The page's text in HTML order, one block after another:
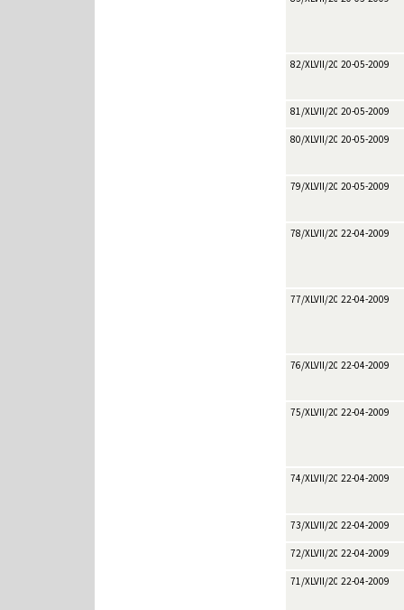
82/XLVII/200920-05-2009
81/XLVII/200920-05-2009
80/XLVII/200920-05-2009
79/XLVII/200920-05-2009
78/XLVII/200922-04-2009
77/XLVII/200922-04-2009
76/XLVII/200922-04-2009
75/XLVII/200922-04-2009
74/XLVII/200922-04-2009
73/XLVII/200922-04-2009
72/XLVII/200922-04-2009
71/XLVII/200922-04-2009